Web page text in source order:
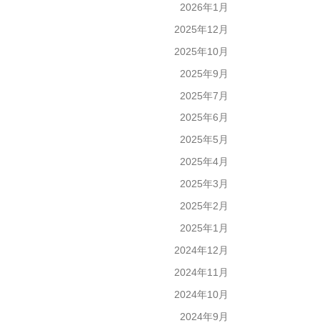
2026年1月
2025年12月
2025年10月
2025年9月
2025年7月
2025年6月
2025年5月
2025年4月
2025年3月
2025年2月
2025年1月
2024年12月
2024年11月
2024年10月
2024年9月